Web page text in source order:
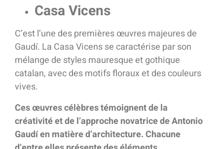
Casa Vicens
C’est l’une des premières œuvres majeures de
Gaudí. La Casa Vicens se caractérise par son
mélange de styles mauresque et gothique
catalan, avec des motifs floraux et des couleurs
vives.
Ces œuvres célèbres témoignent de la
créativité et de l’approche novatrice de Antonio
Gaudí en matière d’architecture. Chacune